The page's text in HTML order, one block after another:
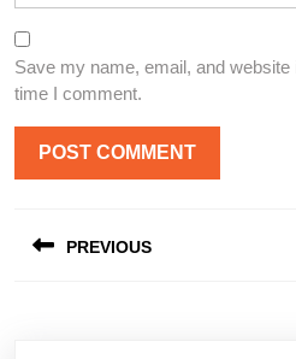
Save my name, email, and
time I comment.
navigation
PREVIOUS